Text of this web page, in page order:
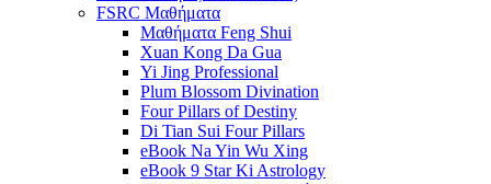
FSRC Μαθήματα
Μαθήματα Feng Shui
Xuan Kong Da Gua
Yi Jing Professional
Plum Blossom Divination
Four Pillars of Destiny
Di Tian Sui Four Pillars
eBook Na Yin Wu Xing
eBook 9 Star Ki Astrology